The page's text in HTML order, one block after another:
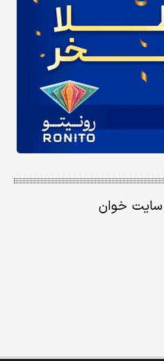
سایت خوان